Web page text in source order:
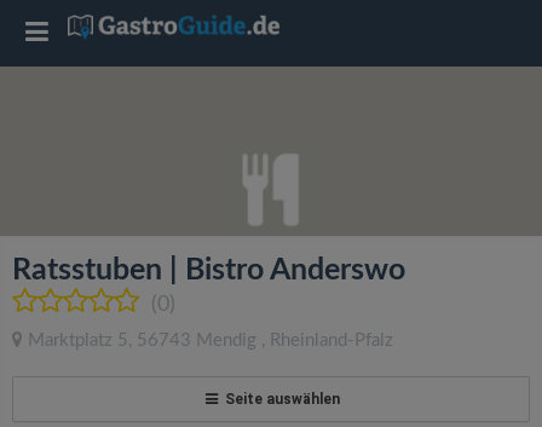
Ratsstuben | Bistro Anderswo
(0)
Marktplatz 5 , 56743 Mendig , Rheinland-Pfalz
Seite auswählen
T
l
e